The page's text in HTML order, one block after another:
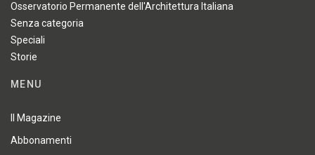
Osservatorio Permanente dell'Architettura Italiana
Senza categoria
Speciali
Storie
MENU
Il Magazine
Abbonamenti